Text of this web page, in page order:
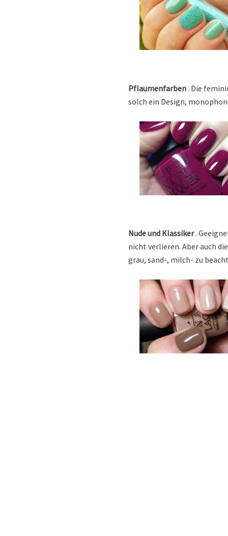
Pflaumenfarben. Die
solch ein Design,
Nude und Klassiker.
nicht verlieren. Aber auch
grau, sand-, milch- zu